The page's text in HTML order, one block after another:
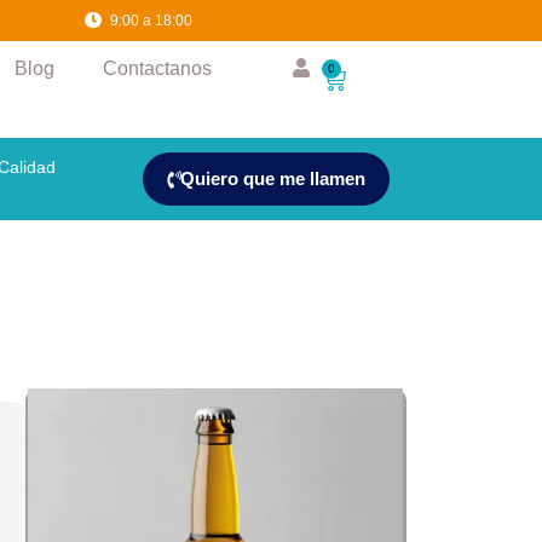
9:00 a 18:00
Blog Contactanos 0
Quiero que me llamen